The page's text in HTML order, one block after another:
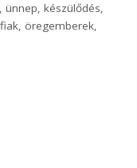
ünnep, készülődés,
öregemberek,